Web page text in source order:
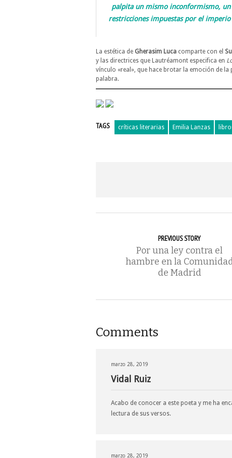
palpita un mismo inconformismo,
restricciones impuestas por el
La estética de Gherasim Luca comparte con el
y las directrices que Lautréamont especifica en
vínculo «real», que hace brotar la emoción de
palabra.
TAGS críticas literarias Emilia Lanzas
PREVIOUS STORY
Por una ley contra el
hambre en la
de Madrid
Comments
marzo 28, 2019
Vidal Ruiz
Acabo de conocer a este poeta y me ha
lectura de sus versos.
marzo 28, 2019